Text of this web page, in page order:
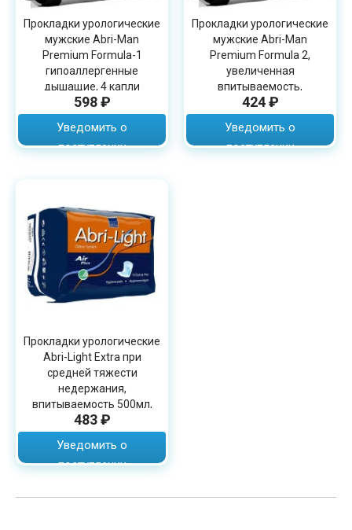
Прокладки урологические
мужские Abri-Man
Premium Formula-1
гипоаллергенные
дышащие, 4 капли
(450мл), 15шт, 41006
598 ₽
Уведомить о
поступлении
Прокладки урологические
мужские Abri-Man
Premium Formula 2,
увеличенная
впитываемость,
дышащие, 700 мл, 14 шт,
41007
424 ₽
Уведомить о
поступлении
Прокладки урологические
Abri-Light Extra при
средней тяжести
недержания,
впитываемость 500мл,
11х33см, унисекс, 41004
483 ₽
Уведомить о
поступлении